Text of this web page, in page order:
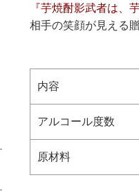
『芋焼酎影武者は、
相手の笑顔が見える
内容
アルコール度数
原材料